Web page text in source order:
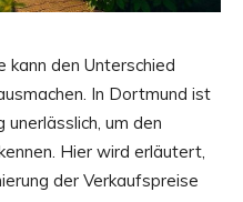
kann den Unterschied
In Dortmund ist
um den
Hier wird erläutert,
der Verkaufspreise